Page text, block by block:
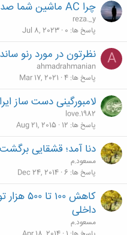
چرا AC ماشین شما صدای خش خش می دهد؟
reza._y
پاسخ ها 0
Jul 8, 2023
A نظرتون در مورد رنو
ahmadrahmanian
پاسخ ها 4
Mar 17, 2021
لامبورگینی دست ساز
love.1982
پاسخ ها 12
Aug 21, 2015
دنا آمد؛ قشقایی برگشت
مسعود.م
پاسخ ها 6
Dec 24, 2014
کاهش
داخلی
مسعود.م